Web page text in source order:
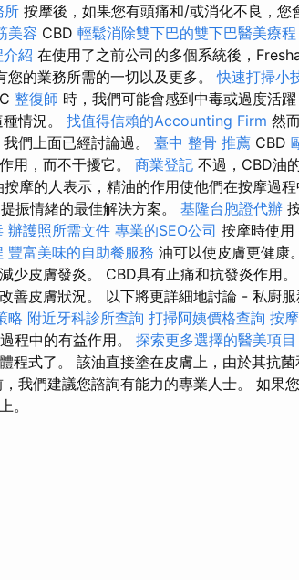
所 按摩後，如果您有頭痛和/或消化不良，您
美容 CBD 輕鬆消除雙下巴的雙下巴醫美療程
紹 在使用了之前公司的多個系統後，
您的業務所需的一切以及更多。快速打掃小
整復師 時，我們可能會感到中毒或過度活
情況。 找值得信賴的Accounting Firm 然
們上面已經討論過。 臺中 整骨 推薦 CBD
用，而不干擾它。 商業登記 不過，CBD油
按摩的人表示，精油的作用使他們在按摩過
振情緒的最佳解決方案。 基隆台胞證代辦
辦護照所需文件 專業的SEO公司 按摩時使用
豐富美味的自助餐服務 油可以使皮膚更健康。
少皮膚發炎。 CBD具有止痛和抗發炎作用
善皮膚狀況。 以下將更詳細地討論 - 私廚服
略 附近牙科診所查詢 打掃阿姨價格查詢 按
程中的有益作用。 探索更多選擇的醫美項目
程式了。 該油直接塗在皮膚上，由於其抗
我們建議您諮詢有能力的專業人士。 如果
。